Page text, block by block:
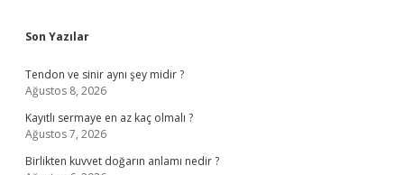
Sidebar
Son Yazılar
Tendon ve sinir aynı şey midir ?
Ağustos 8, 2026
Kayıtlı sermaye en az kaç olmalı ?
Ağustos 7, 2026
Birlikten kuvvet doğarın anlamı nedir ?